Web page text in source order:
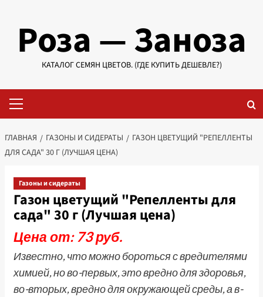
содержимому
Роза — Заноза
КАТАЛОГ СЕМЯН ЦВЕТОВ. (ГДЕ КУПИТЬ ДЕШЕВЛЕ?)
меню
ГЛАВНАЯ ГАЗОНЫ И СИДЕРАТЫ
ГАЗОН ЦВЕТУЩИЙ "РЕПЕЛЛЕНТЫ
ДЛЯ САДА" 30 Г (ЛУЧШАЯ ЦЕНА)
Газоны и сидераты
Газон цветущий "Репелленты для
сада" 30 г (Лучшая цена)
Цена от: 73 руб.
Известно, что можно бороться с вредителями
химией, но во-первых, это вредно для здоровья,
во-вторых, вредно для окружающей среды, а в-